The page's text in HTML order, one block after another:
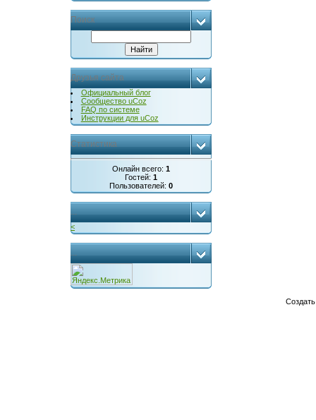
Поиск
Друзья сайта
Официальный блог
Сообщество uCoz
FAQ по системе
Инструкции для uCoz
Статистика
Онлайн всего: 1
Гостей: 1
Пользователей: 0
...
<
...